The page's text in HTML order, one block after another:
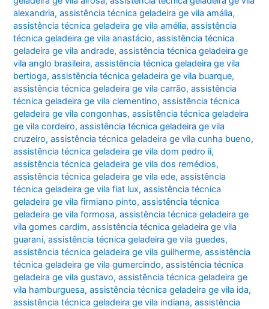
alexandria,assistência técnica geladeira ge vila amália,
assistência técnica geladeira ge vila amélia,assistência
técnica geladeira ge vila anastácio,assistência técnica
geladeira ge vila andrade,assistência técnica geladeira ge
vila anglo brasileira,assistência técnica geladeira ge vila
bertioga,assistência técnica geladeira ge vila buarque,
assistência técnica geladeira ge vila carrão,assistência
técnica geladeira ge vila clementino,assistência técnica
geladeira ge vila congonhas,assistência técnica geladeira
ge vila cordeiro,assistência técnica geladeira ge vila
cruzeiro,assistência técnica geladeira ge vila cunha bueno,
assistência técnica geladeira ge vila dom pedro ii,
assistência técnica geladeira ge vila dos remédios,
assistência técnica geladeira ge vila ede,assistência
técnica geladeira ge vila fiat lux,assistência técnica
geladeira ge vila firmiano pinto,assistência técnica
geladeira ge vila formosa,assistência técnica geladeira ge
vila gomes cardim,assistência técnica geladeira ge vila
guarani,assistência técnica geladeira ge vila guedes,
assistência técnica geladeira ge vila guilherme,assistência
técnica geladeira ge vila gumercindo,assistência técnica
geladeira ge vila gustavo,assistência técnica geladeira ge
vila hamburguesa,assistência técnica geladeira ge vila ida,
assistência técnica geladeira ge vila indiana,assistência